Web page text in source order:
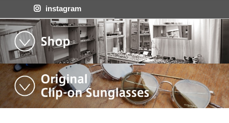
instagram